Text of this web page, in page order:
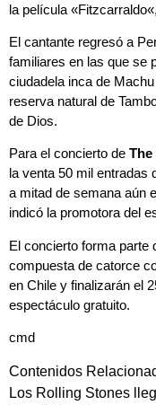
la película «Fitzcarraldo
El cantante regresó a
familiares en las que se
ciudadela inca de
reserva natural de
de Dios.
Para el concierto de
la venta 50 mil entradas
a mitad de semana aún
indicó la promotora del
El concierto forma parte
compuesta de catorce
en Chile y finalizarán el
espectáculo gratuito.
cmd
Contenidos
Los Rolling Stones